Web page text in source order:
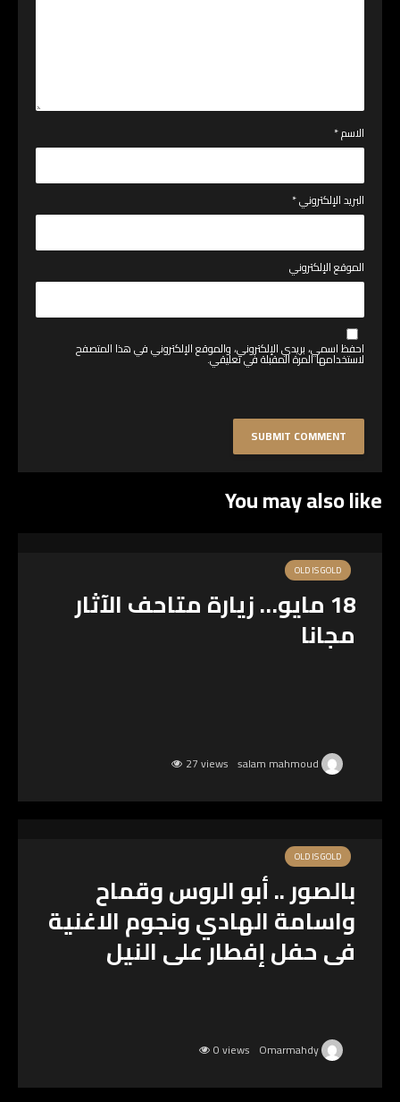
الاسم*
البريد الإلكتروني*
الموقع الإلكتروني
احفظ اسمي، بريدي الإلكتروني، والموقع الإلكتروني في هذا المتصفح
لاستخدامها المرة المقبلة في تعليقي.
You may also like
OLD IS GOLD
18 مايو… زيارة متاحف الآثار
مجانا
27 views
OLD IS GOLD
بالصور .. أبو الروس وقماح
واسامة الهادي ونجوم الاغنية
فى حفل إفطار على النيل
0 views